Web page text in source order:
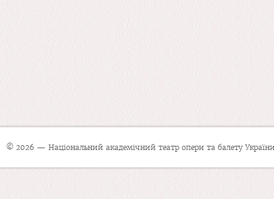
© 2026 — Національний академічний театр опери та балету